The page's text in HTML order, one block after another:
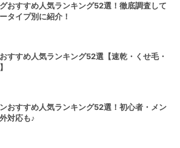
おすすめ人気ランキング52選！徹底調査して
タイプ別に紹介！
すすめ人気ランキング52選【速乾・くせ毛・
おすすめ人気ランキング52選！初心者・メン
対応も♪